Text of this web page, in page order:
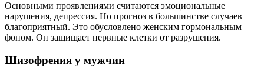
Основными проявлениями считаются эмоциональные
нарушения, депрессия. Но прогноз в большинстве случаев
благоприятный. Это обусловлено женским гормональным
фоном. Он защищает нервные клетки от разрушения.
Шизофрения у мужчин